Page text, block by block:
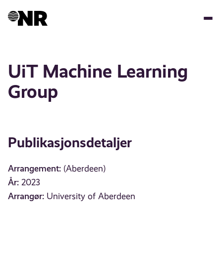
UiT Machine Learning
Group
Publikasjonsdetaljer
Arrangement: (Aberdeen)
År: 2023
Arrangør: University of Aberdeen